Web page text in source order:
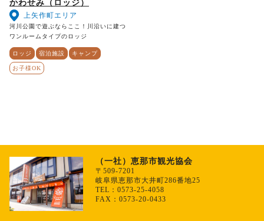
かわせみ（ロッジ）
上矢作町エリア
河川公園で遊ぶならここ！川沿いに建つ
ワンルームタイプのロッジ
ロッジ 宿泊施設 キャンプ
お子様OK
（一社）恵那市観光協会
〒509-7201
岐阜県恵那市大井町286番地25
TEL：0573-25-4058
FAX：0573-20-0433